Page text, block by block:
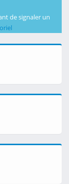
de signaler un